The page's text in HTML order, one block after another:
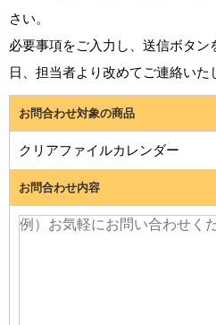
さい。
必要事項をご入力し、送信ボタ
日、担当者より改めてご連絡いた
お問合わせ対象の商品
クリアファイルカレンダー
お問合わせ内容